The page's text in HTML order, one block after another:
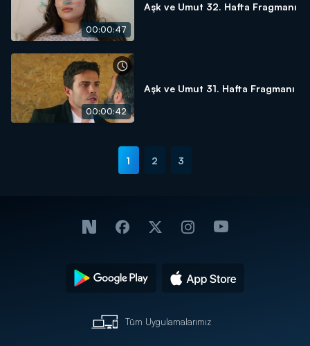
00:00:47
Aşk ve Umut 32. Hafta Fragmanı
00:00:42
Aşk ve Umut 31. Hafta Fragmanı
1 2 3
Tüm Uygulamalarımız